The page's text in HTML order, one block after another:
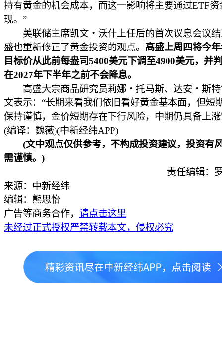
持有黄金的机会成本，而这一影响将主要通过ETF资
现。”
美联储主席凯文・沃什上任后的首次议息会议结
盛也重新修正了黄金投资的观点。 高盛上周四将今
目标价从此前每盎司5400美元下调至4900美元，并
在2027年下半年之前不会降息。
高盛大宗商品研究员莉娜・托马斯、达安・斯特
文表示：“长期来看我们依旧看好黄金基本面，但短
保持谨慎，金价短期存在下行风险，中期仍具备上涨
(编译：魏薇)(中新经纬APP)
(文中观点仅供参考，不构成投资建议，投资有
需谨慎。)
责任编辑：
来源：中新经纬
编辑：熊思怡
广告等商务合作， 请点击这里
未经过正式授权严禁转载本文，侵权必究